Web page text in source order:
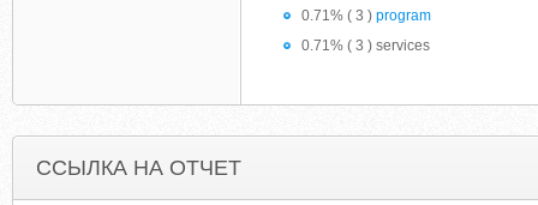
0.71% ( 3 ) program
0.71% ( 3 ) services
ССЫЛКА НА ОТЧЕТ